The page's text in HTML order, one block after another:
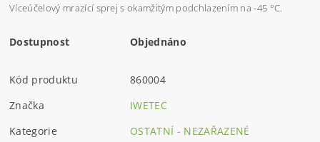
Víceúčelový mrazící sprej s okamžitým podchlazením na -45 °C.
Dostupnost Objednáno
Kód produktu
860004
Značka
IWETEC
Kategorie
OSTATNÍ - NEZAŘAZENÉ